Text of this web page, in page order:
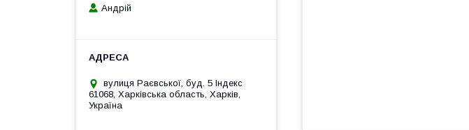
Андрій
вулиця Раєвської, буд. 5 Індекс
61068, Харківська область, Харків,
Україна